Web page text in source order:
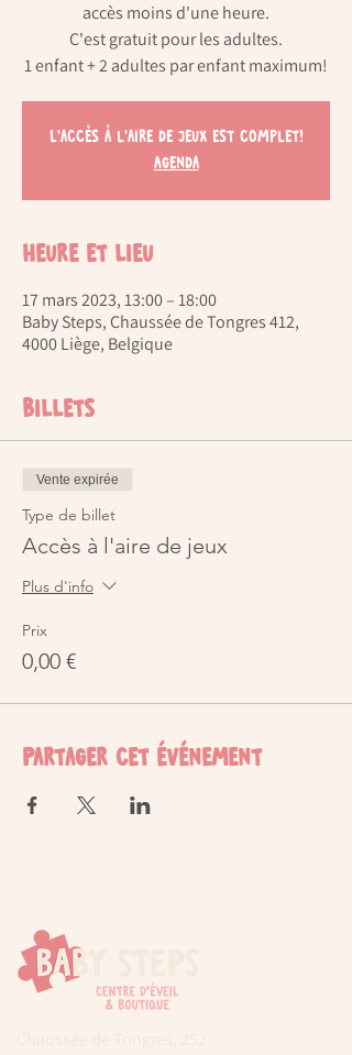
accès moins d'une heure.
C'est gratuit pour les adultes.
L'accès à l'aire de jeux est complet!
Agenda
Heure et lieu
17 mars 2023, 13:00 – 18:00
Baby Steps, Chaussée de Tongres 412,
4000 Liège, Belgique
Billets
Vente expirée
Type de billet
Accès à l'aire de jeux
Plus d'info
Prix
0,00 €
Partager cet événement